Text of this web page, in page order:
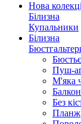
Нова
Білизна
Купальники
Білизна
Бюстьє
Пуш-
М'яка
Без
Планж